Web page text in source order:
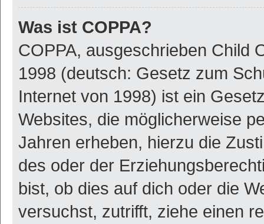
Was ist COPPA?
COPPA, ausgeschrieben Child
1998 (deutsch: Gesetz zum
Internet von 1998) ist ein
Websites, die möglicherweise
Jahren erheben, hierzu die
des oder der
bist, ob dies auf dich oder die
versuchst, zutrifft, ziehe einen